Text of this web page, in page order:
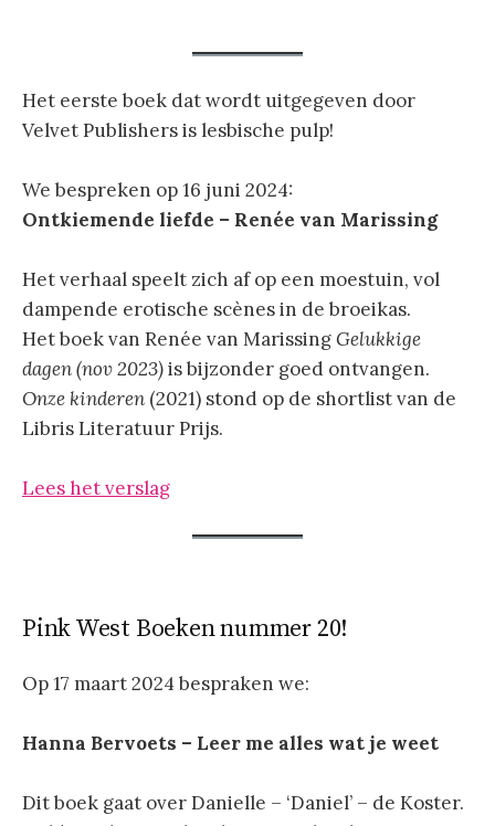
Het eerste boek dat wordt uitgegeven door
Velvet Publishers is lesbische pulp!
We bespreken op 16 juni 2024:
Ontkiemende liefde – Renée van Marissing
Het verhaal speelt zich af op een moestuin, vol
dampende erotische scènes in de broeikas.
Het boek van Renée van MarissingGelukkige
dagen (nov 2023)is bijzonder goed ontvangen.
Onze kinderen (2021) stond op de shortlist van de
Libris Literatuur Prijs.
Lees het verslag
Pink West Boeken nummer 20!
Op 17 maart 2024 bespraken we:
Hanna Bervoets – Leer me alles wat je weet
Dit boek gaat over Danielle – ‘Daniel’ – de Koster.